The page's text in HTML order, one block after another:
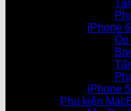
iPhone
iPhone
Phụ kiện